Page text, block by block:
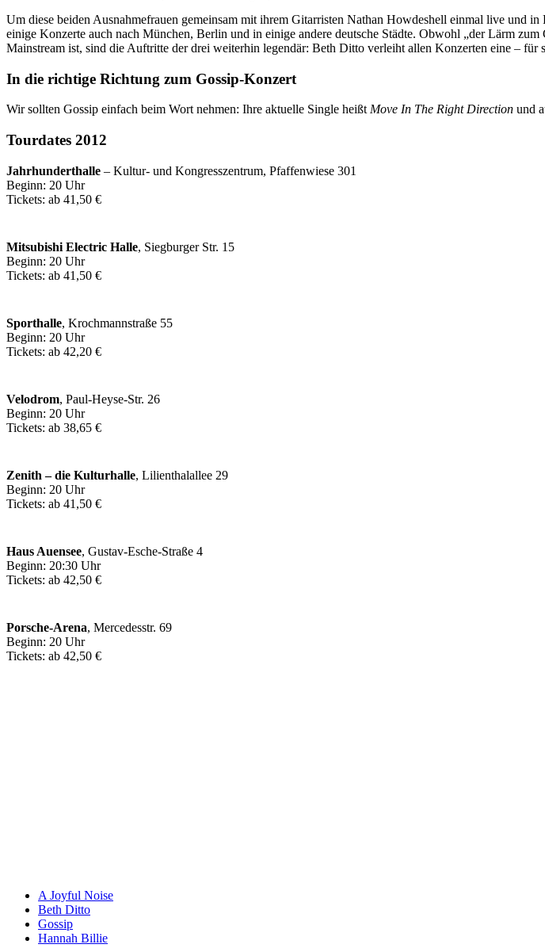
Um diese beiden Ausnahmefrauen gemeinsam mit ihrem Gitarristen Nathan Howdeshell einmal live und
einige Konzerte auch nach München, Berlin und in einige andere deutsche Städte. Obwohl „der Lärm
Mainstream ist, sind die Auftritte der drei weiterhin legendär: Beth Ditto verleiht allen Konzerten eine –
In die richtige Richtung zum Gossip-Konzert
Wir sollten Gossip einfach beim Wort nehmen: Ihre aktuelle Single heißt Move In The Right Direction und
Tourdates 2012
Jahrhunderthalle – Kultur- und Kongresszentrum, Pfaffenwiese 301
Beginn: 20 Uhr
Tickets: ab 41,50 €
Mitsubishi Electric Halle, Siegburger Str. 15
Beginn: 20 Uhr
Tickets: ab 41,50 €
Sporthalle, Krochmannstraße 55
Beginn: 20 Uhr
Tickets: ab 42,20 €
Velodrom, Paul-Heyse-Str. 26
Beginn: 20 Uhr
Tickets: ab 38,65 €
Zenith – die Kulturhalle, Lilienthalallee 29
Beginn: 20 Uhr
Tickets: ab 41,50 €
Haus Auensee, Gustav-Esche-Straße 4
Beginn: 20:30 Uhr
Tickets: ab 42,50 €
Porsche-Arena, Mercedesstr. 69
Beginn: 20 Uhr
Tickets: ab 42,50 €
A Joyful Noise
Beth Ditto
Gossip
Hannah Billie